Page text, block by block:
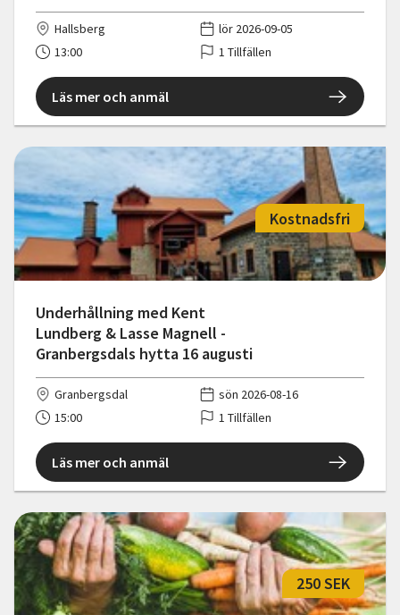
Hallsberg
lör 2026-09-05
13:00
1 Tillfällen
Läs mer och anmäl
Underhållning med Kent
Lundberg & Lasse Magnell -
Granbergsdals hytta 16 augusti
Kostnadsfri
Granbergsdal
sön 2026-08-16
15:00
1 Tillfällen
Läs mer och anmäl
250 SEK